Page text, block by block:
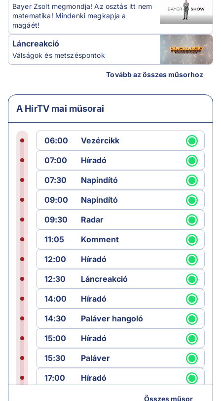
Bayer Zsolt megmondja! Az osztás itt nem
matematika! Mindenki megkapja a
magáét!
Láncreakció
Válságok és metszéspontok
Tovább az összes műsorhoz
A HírTV mai műsorai
06:00
Vezércikk
07:00
Híradó
07:30
Napindító
09:00
Napindító
09:30
Radar
11:05
Komment
12:00
Híradó
12:30
Láncreakció
14:00
Híradó
14:30
Paláver hangoló
15:00
Híradó
15:30
Paláver
17:00
Híradó
Összes műsor